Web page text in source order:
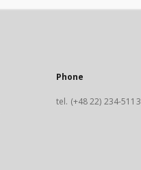
Phone
tel. (+48 22) 234-